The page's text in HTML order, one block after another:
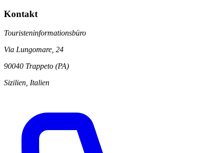
Kontakt
Touristeninformationsbüro
Via Lungomare, 24
90040 Trappeto (PA)
Sizilien, Italien